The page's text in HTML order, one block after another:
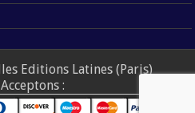
Editions Latines (Paris)
: